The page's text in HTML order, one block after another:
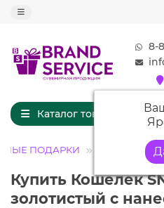
8-
Каталог товаров
ПОДАРКИ
Купить Кошелек
золотистый с